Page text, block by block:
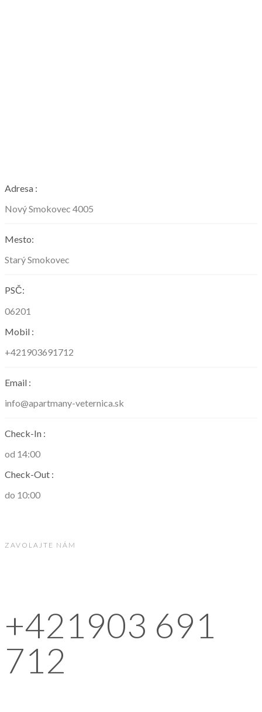
Adresa :
Nový Smokovec 4005
Mesto:
Starý Smokovec
PSČ:
06201
Mobil :
+421903691712
Email :
info@apartmany-veternica.sk
Check-In :
od 14:00
Check-Out :
do 10:00
ZAVOLAJTE NÁM
+421903 691
712